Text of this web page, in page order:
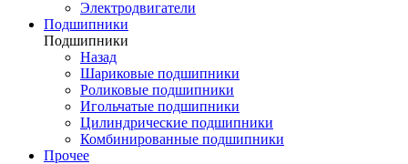
Электродвигатели
Подшипники
Подшипники
Назад
Шариковые подшипники
Роликовые подшипники
Игольчатые подшипники
Цилиндрические подшипники
Комбинированные подшипники
Прочее